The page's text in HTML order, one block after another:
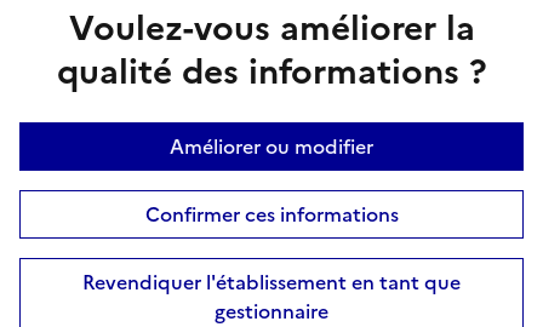
Voulez-vous améliorer la
qualité des informations ?
Améliorer ou modifier
Confirmer ces informations
Revendiquer l'établissement en tant que
gestionnaire